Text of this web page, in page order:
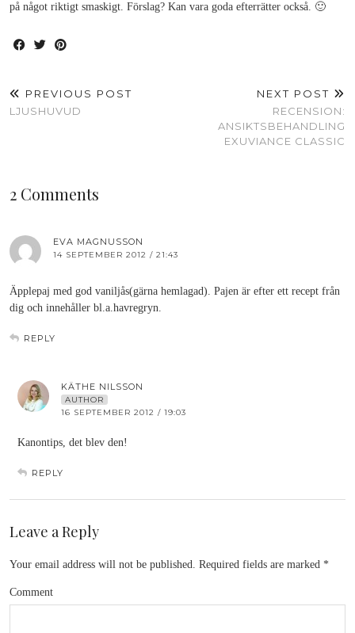
på något riktigt smaskigt. Förslag? Kan vara goda efterrätter också. 🙂
PREVIOUS POST
LJUSHUVUD
NEXT POST
RECENSION:
ANSIKTSBEHANDLING
EXUVIANCE CLASSIC
2 Comments
EVA MAGNUSSON
14 SEPTEMBER 2012 / 21:43
Äpplepaj med god vaniljås(gärna hemlagad). Pajen är efter ett recept från
dig och innehåller bl.a.havregryn.
REPLY
KÄTHE NILSSON
AUTHOR
16 SEPTEMBER 2012 / 19:03
Kanontips, det blev den!
REPLY
Leave a Reply
Your email address will not be published. Required fields are marked *
Comment